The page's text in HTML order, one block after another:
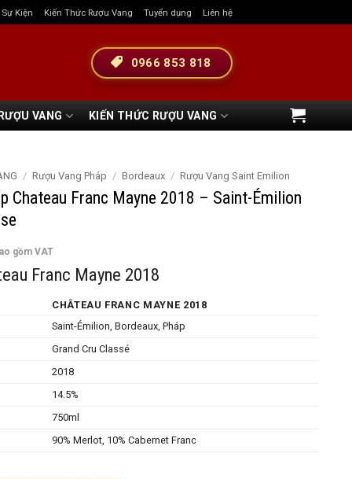
Kiện Kiến Thức Rượu Vang Tuyển dụng Liên hệ
0966 853 818
VANG KIẾN THỨC RƯỢU VANG
/ Rượu Vang Pháp / Bordeaux / Rượu Vang Saint Emilion
Chateau Franc Mayne 2018 – Saint-Émilion
gồm VAT
Franc Mayne 2018
CHÂTEAU FRANC MAYNE 2018
Saint-Émilion, Bordeaux, Pháp
Grand Cru Classé
2018
14.5%
750ml
90% Merlot, 10% Cabernet Franc